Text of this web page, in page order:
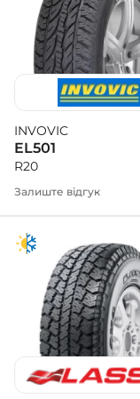
INVOVIC
EL501
R20
Залиште відгук